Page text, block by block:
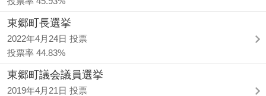
東郷町長選挙
2022年4月24日 投票
投票率 44.83%
東郷町議会議員選挙
2019年4月21日 投票